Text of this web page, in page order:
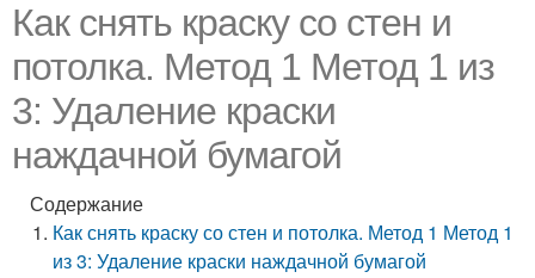
Как снять краску со стен и
потолка. Метод 1 Метод 1 из
3: Удаление краски
наждачной бумагой
Содержание
Как снять краску со стен и потолка. Метод 1 Метод 1
из 3: Удаление краски наждачной бумагой